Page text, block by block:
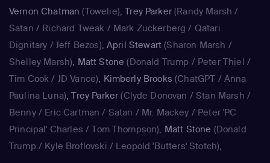
zelden ongeschonden vanaf, als zij in "South Park" worden
gepersifleerd. Zo doken Michael Jackson, Paris Hilton, Al
Gore en Kanye West al in South Park op, om er maar een
paar te noemen.
Vernon Chatman (Towelie),Trey Parker(Randy Marsh /
Satan / Richard Tweak / Mark Zuckerberg / Qatari
Dignitary / Jeff Bezos),April Stewart (Sharon Marsh /
Shelley Marsh), Matt Stone (Donald Trump / Peter Thiel /
Tim Cook / JD Vance), Kimberly Brooks (ChatGPT / Anna
Paulina Luna),Trey Parker (Clyde Donovan / Stan Marsh /
Benny / Eric Cartman / Satan / Mr. Mackey / Peter 'PC
Principal' Charles / Tom Thompson), Matt Stone (Donald
Trump / Kyle Broflovski / Leopold 'Butters' Stotch),